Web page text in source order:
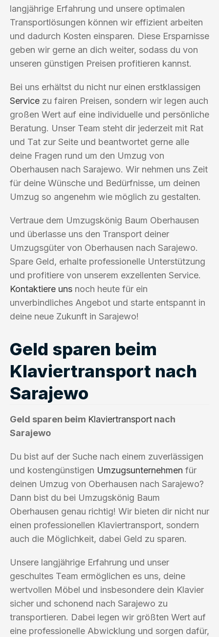
langjährige Erfahrung und unsere optimalen
Transportlösungen können wir effizient arbeiten
und dadurch Kosten einsparen. Diese Ersparnisse
geben wir gerne an dich weiter, sodass du von
unseren günstigen Preisen profitieren kannst.
Bei uns erhältst du nicht nur einen erstklassigen
Service zu fairen Preisen, sondern wir legen auch
großen Wert auf eine individuelle und persönliche
Beratung. Unser Team steht dir jederzeit mit Rat
und Tat zur Seite und beantwortet gerne alle
deine Fragen rund um den Umzug von
Oberhausen nach Sarajewo. Wir nehmen uns Zeit
für deine Wünsche und Bedürfnisse, um deinen
Umzug so angenehm wie möglich zu gestalten.
Vertraue dem Umzugskönig Baum Oberhausen
und überlasse uns den Transport deiner
Umzugsgüter von Oberhausen nach Sarajewo.
Spare Geld, erhalte professionelle Unterstützung
und profitiere von unserem exzellenten Service.
Kontaktiere uns noch heute für ein
unverbindliches Angebot und starte entspannt in
deine neue Zukunft in Sarajewo!
Geld sparen beim
Klaviertransport nach
Sarajewo
Geld sparen beim Klaviertransport nach
Sarajewo
Du bist auf der Suche nach einem zuverlässigen
und kostengünstigen Umzugsunternehmen für
deinen Umzug von Oberhausen nach Sarajewo?
Dann bist du bei Umzugskönig Baum
Oberhausen genau richtig! Wir bieten dir nicht nur
einen professionellen Klaviertransport, sondern
auch die Möglichkeit, dabei Geld zu sparen.
Unsere langjährige Erfahrung und unser
geschultes Team ermöglichen es uns, deine
wertvollen Möbel und insbesondere dein Klavier
sicher und schonend nach Sarajewo zu
transportieren. Dabei legen wir größten Wert auf
eine professionelle Abwicklung und sorgen dafür,